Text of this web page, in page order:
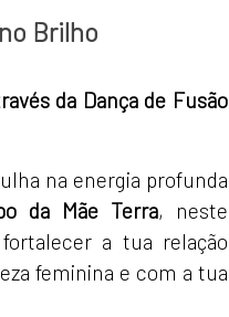
Brilho
da Dança de Fusão
na energia profunda
da Mãe Terra, neste
a tua relação
feminina e com a tua